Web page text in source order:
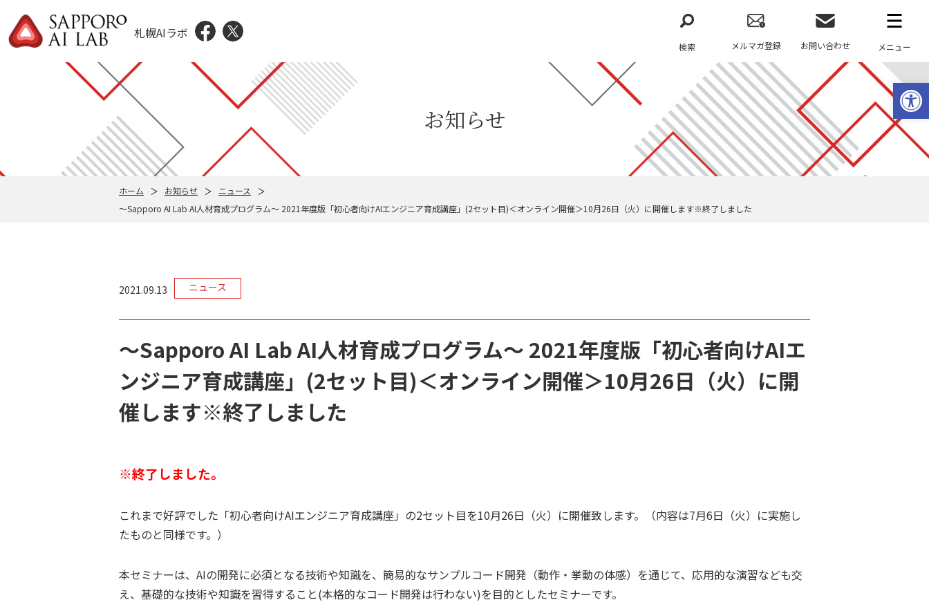
ツールバーを開く
札幌AIラボ
検索 メルマガ登録 お問い合わせ メニュー
お知らせ
ホーム お知らせ
ニュース
～Sapporo AI Lab AI人材育成プログラム～ 2021年度版「初心者向けAIエンジニア育成講座」(2セット目)＜オンライン開催＞10月26日（火）に開催します※終了しました
2021.09.13 ニュース
～Sapporo AI Lab AI人材育成プログラム～ 2021年度版「初心者向けAIエ
ンジニア育成講座」(2セット目)＜オンライン開催＞10月26日（火）に開
催します※終了しました
※終了しました。
これまで好評でした「初心者向けAIエンジニア育成講座」の2セット目を10月26日（火）に開催致します。（内容は7月6日（火）に実施し
たものと同様です。）
本セミナーは、AIの開発に必須となる技術や知識を、簡易的なサンプルコード開発（動作・挙動の体感）を通じて、応用的な演習なども交
え、基礎的な技術や知識を習得すること(本格的なコード開発は行わない)を目的としたセミナーです。